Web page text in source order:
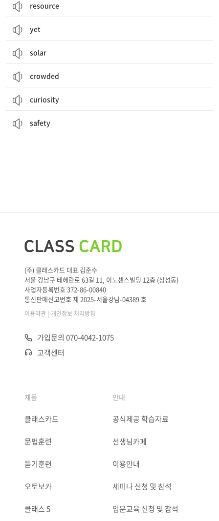
resource
yet
solar
crowded
curiosity
safety
(주) 클래스카드 대표 김준수
서울 강남구 테헤란로 63길 11, 이노센스빌딩 12층 (삼성동)
사업자등록번호 372-86-00840
통신판매신고번호 제 2025-서울강남-04389 호
이용약관 | 개인정보 처리방침
가입문의 070-4042-1075
고객센터
제품
클래스카드
문법훈련
듣기훈련
오토보카
클래스 5
안내
공식제공 학습자료
선생님카페
이용안내
세미나 신청 및 참석
입문교육 신청 및 참석